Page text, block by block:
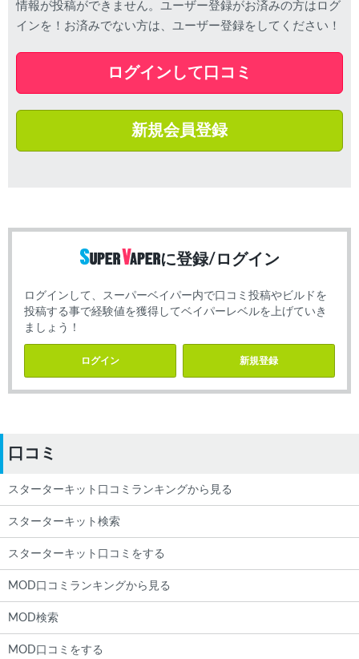
情報が投稿ができません。ユーザー登録がお済みの方はログ
インを！お済みでない方は、ユーザー登録をしてください！
ログインして口コミ
新規会員登録
に登録/ログイン
ログインして、スーパーベイパー内で口コミ投稿やビルドを
投稿する事で経験値を獲得してベイパーレベルを上げていき
ましょう！
ログイン 新規登録
口コミ
スターターキット口コミランキングから見る
スターターキット検索
スターターキット口コミをする
MOD口コミランキングから見る
MOD検索
MOD口コミをする